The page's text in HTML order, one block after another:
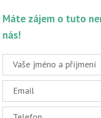
Máte zájem o tuto
nás!